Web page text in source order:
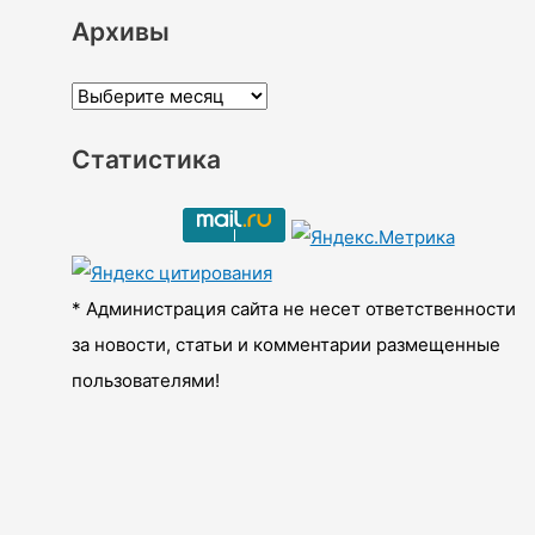
Архивы
А
х
ы
Статистика
* Администрация сайта не несет ответственности
за новости, статьи и комментарии размещенные
пользователями!